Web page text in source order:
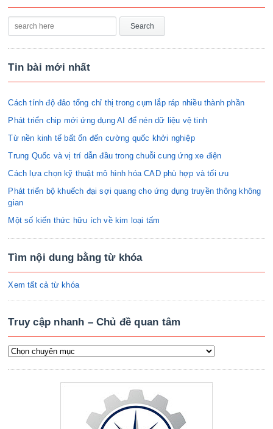
Tin bài mới nhất
Cách tính độ đảo tổng chỉ thị trong cụm lắp ráp nhiều thành phần
Phát triển chip mới ứng dụng AI để nén dữ liệu vệ tinh
Từ nền kinh tế bất ổn đến cường quốc khởi nghiệp
Trung Quốc và vị trí dẫn đầu trong chuỗi cung ứng xe điện
Cách lựa chọn kỹ thuật mô hình hóa CAD phù hợp và tối ưu
Phát triển bộ khuếch đại sợi quang cho ứng dụng truyền thông không
gian
Một số kiến thức hữu ích về kim loại tấm
Tìm nội dung bằng từ khóa
Xem tất cả từ khóa
Truy cập nhanh – Chủ đề quan tâm